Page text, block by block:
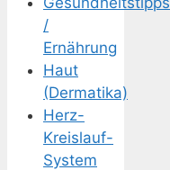
/
Ernährung
Haut
(Dermatika)
Herz-
Kreislauf-
System